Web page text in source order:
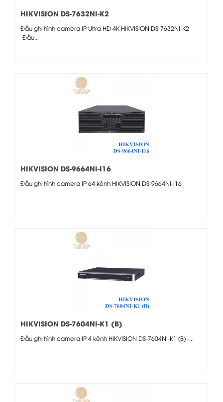
HIKVISION DS-7632NI-K2
Đầu ghi hình camera IP Ultra HD 4K HIKVISION DS-7632NI-K2
-Đầu...
HIKVISION DS-9664NI-I16
Đầu ghi hình camera IP 64 kênh HIKVISION DS-9664NI-I16
HIKVISION DS-7604NI-K1 (B)
Đầu ghi hình camera IP 4 kênh HIKVISION DS-7604NI-K1 (B) -...